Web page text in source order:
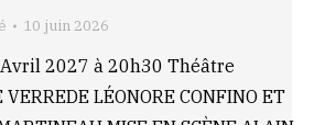
10 juin 2026
2027 à 20h30 Théâtre
VERREDE LÉONORE CONFINO ET